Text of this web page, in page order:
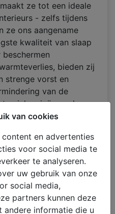
van cookies
en advertenties
voor social media te
te analyseren.
uw gebruik van onze
social media,
partners kunnen deze
andere informatie die u
ze tot een ideale
- zelfs tijdens
ze ons aangename
kwaliteit van slaap
bieden zij
strenge vorst en
van de
jaloezieën werken
waar, door het
mening dat houten
in een huis of
jaloezieën kopen?
binnenzijn niet voor
soorten